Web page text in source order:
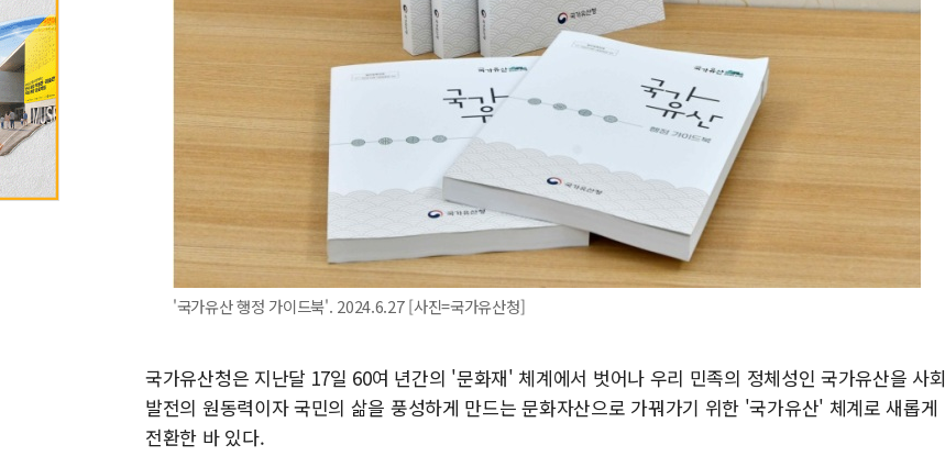
'국가유산 행정 가이드북'. 2024.6.27 [사진=국가유산청]
국가유산청은 지난달 17일 60여 년간의 '문화재' 체계에서 벗어나 우리 민족의 정체성인 국가유산을 사회
발전의 원동력이자 국민의 삶을 풍성하게 만드는 문화자산으로 가꿔가기 위한 '국가유산' 체계로 새롭게
전환한 바 있다.